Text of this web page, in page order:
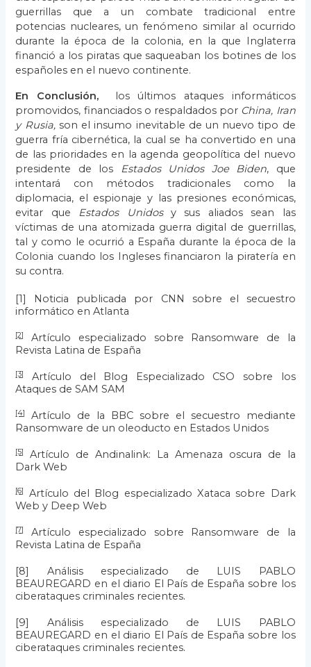
guerrillas que a un combate tradicional entre
potencias nucleares, un fenómeno similar al ocurrido
durante la época de la colonia, en la que Inglaterra
financió a los piratas que saqueaban los botines de los
españoles en el nuevo continente.
En Conclusión,
los últimos ataques informáticos
promovidos, financiados o respaldados por China, Iran
y Rusia, son el insumo inevitable de un nuevo tipo de
guerra fría cibernética, la cual se ha convertido en una
de las prioridades en la agenda geopolítica del nuevo
presidente de los Estados Unidos Joe Biden, que
intentará con métodos tradicionales como la
diplomacia, el espionaje y las presiones económicas,
evitar que Estados Unidosy sus aliados sean las
víctimas de una atomizada guerra digital de guerrillas,
tal y como le ocurrió a España durante la época de la
Colonia cuando los Ingleses financiaron la piratería en
su contra.
[1]
Noticia publicada por CNN sobre el secuestro
informático en Atlanta
[2]
Artículo especializado sobre Ransomware de la
Revista Latina de España
[3]
Artículo del Blog Especializado CSO sobre los
Ataques de SAM SAM
[4]
Artículo de la BBC sobre el secuestro mediante
Ransomware de un oleoducto en Estados Unidos
[5]
Artículo de Andinalink: La Amenaza oscura de la
Dark Web
[6]
Artículo del Blog especializado Xataca sobre Dark
Web y Deep Web
[7]
Artículo especializado sobre Ransomware de la
Revista Latina de España
[8]
Análisis especializado de LUIS PABLO
BEAUREGARD en el diario El País de España sobre los
ciberataques criminales recientes.
[9]
Análisis especializado de LUIS PABLO
BEAUREGARD en el diario El País de España sobre los
ciberataques criminales recientes.